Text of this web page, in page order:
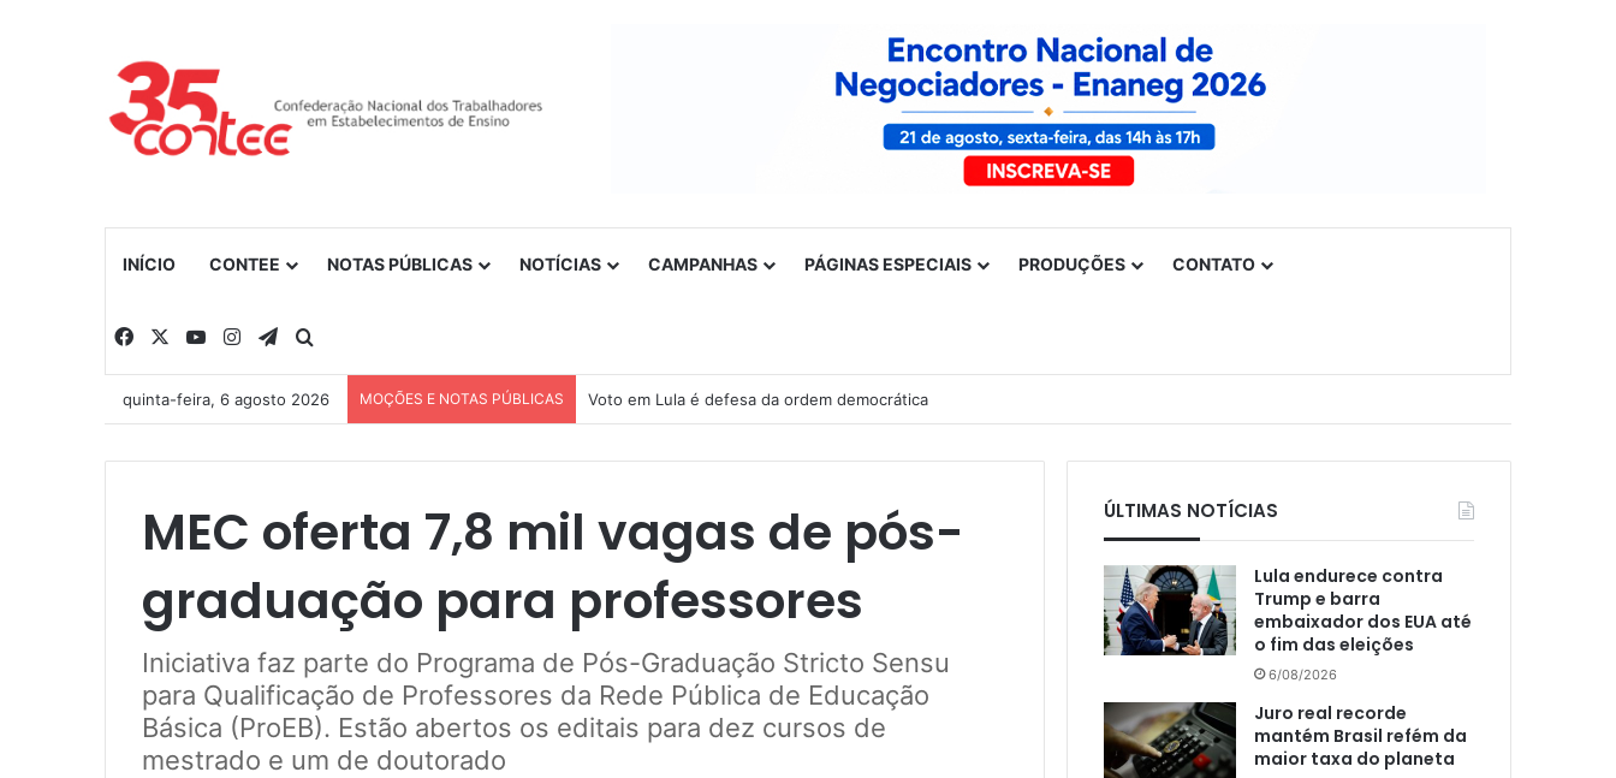
INÍCIO CONTEE NOTAS PÚBLICAS NOTÍCIAS CAMPANHAS PÁGINAS ESPECIAIS PRODUÇÕES CONTATO
Facebook YouTubeInstagramTelegram
quinta-feira, 6 agosto 2026 MOÇÕES E NOTAS PÚBLICAS Voto em Lula é defesa da ordem democrática
MEC oferta 7,8 mil vagas de pós-
graduação para professores
Iniciativa faz parte do Programa de Pós-Graduação Stricto Sensu
para Qualificação de Professores da Rede Pública de Educação
Básica (ProEB). Estão abertos os editais para dez cursos de
mestrado e um de doutorado
ÚLTIMAS NOTÍCIAS
Lula endurece contra
Trump e barra
embaixador dos EUA até
o fim das eleições
6/08/2026
Juro real recorde
mantém Brasil refém da
maior taxa do planeta